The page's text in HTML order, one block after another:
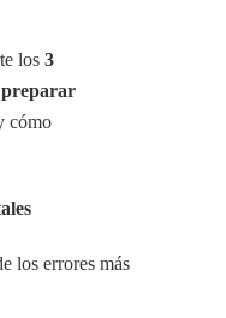
los 3
preparar
cómo
los errores más